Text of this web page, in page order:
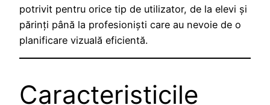
potrivit pentru orice tip de utilizator, de la elevi și
părinți până la profesioniști care au nevoie de o
planificare vizuală eficientă.
Caracteristicile